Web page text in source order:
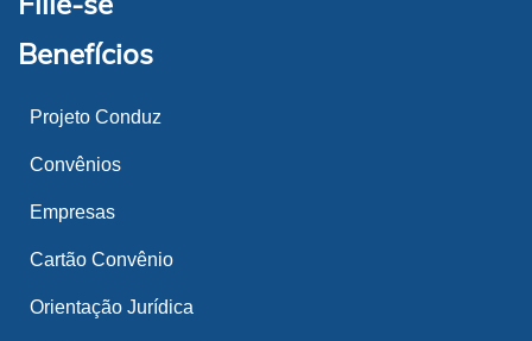
Benefícios
Projeto Conduz
Convênios
Empresas
Cartão Convênio
Orientação Jurídica